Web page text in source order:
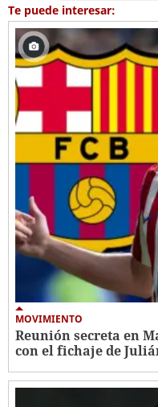
Te puede interesar:
MOVIMIENTO
Reunión secreta en
con el fichaje de